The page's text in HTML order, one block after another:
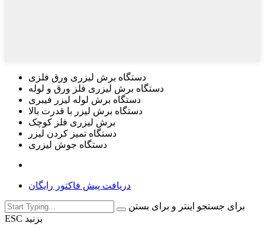
دستگاه برش لیزری ورق فلزی
دستگاه برش لیزری فلز ورق و لوله
دستگاه برش لوله لیزر فیبری
دستگاه برش لیزر با قدرت بالا
برش لیزری فلز کوچک
دستگاه تمیز کردن لیزر
دستگاه جوش لیزری
دریافت پیش فاکتور رایگان
برای جستجو اینتر و برای بستن
ESC بزنید